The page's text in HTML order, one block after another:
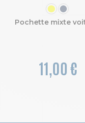
COULEUR
11,00 €